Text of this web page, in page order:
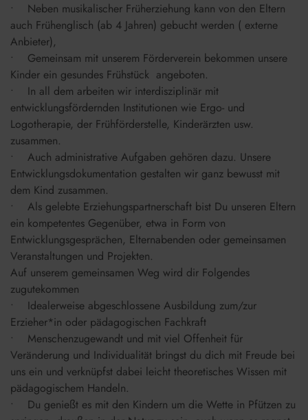
• Neben musikalischer Früherziehung kann von den Eltern
auch Frühenglisch (ab 4 Jahren) gebucht werden ( externe
Anbieter),
• Gemeinsam mit unserem Förderverein bekommen unsere
Kinder ein gesundes Frühstück angeboten.
• In all dem arbeiten wir interdisziplinär mit
entwicklungsfördernden Institutionen wie Ergo- und
Logotherapie, der Frühförderstelle, Kinderärzten usw.
zusammen.
• Auch administrative Aufgaben gehören dazu. Unsere
Entwicklungsdokumentation gestalten wir ganz bewusst mit
dem Kind zusammen.
• Als gelebte Erziehungspartnerschaft bist Du unseren Eltern
ein kompetentes Gegenüber, etwa in Form von
Entwicklungsgesprächen, Elternabenden oder gemeinsamen
Veranstaltungen und Projekten.
Auf unserem gemeinsamen Weg wird dir Folgendes
zugutekommen
• Idealerweise abgeschlossene Ausbildung zum/zur
Erzieher*in oder pädagogischen Fachkraft
• Menschenzugewandt und mit viel Offenheit für
Veränderung und Individualität bringst du dich mit Freude bei
uns ein und verknüpfst dabei leicht theoretisches Wissen mit
pädagogischem Handeln.
• Du genießt es mit den Kindern um die Wette in Pfützen zu